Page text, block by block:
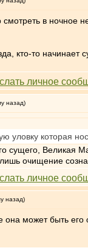
в ночное
кто-то
назад)
уловку которая
сущего,
очищение
назад)
она может быть его